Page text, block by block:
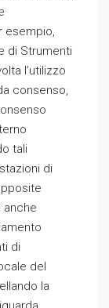
esempio,
di Strumenti
l’utilizzo
consenso,
tali
di
anche
di
del
la